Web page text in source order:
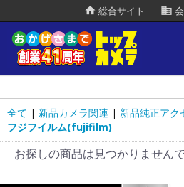
home 総合サイト business
全て | 新品カメラ関連 | 新品純正アク
フジフイルム(fujifilm)
お探しの商品は見つかりません